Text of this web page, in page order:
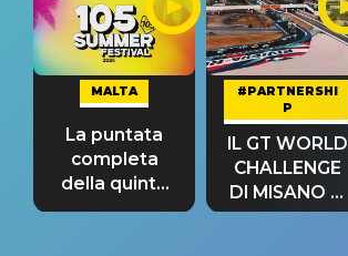
MALTA
La puntata
completa
della quinta
tappa
#PARTNERSHI
P
IL GT WORLD
CHALLENGE
DI MISANO si
riconferma